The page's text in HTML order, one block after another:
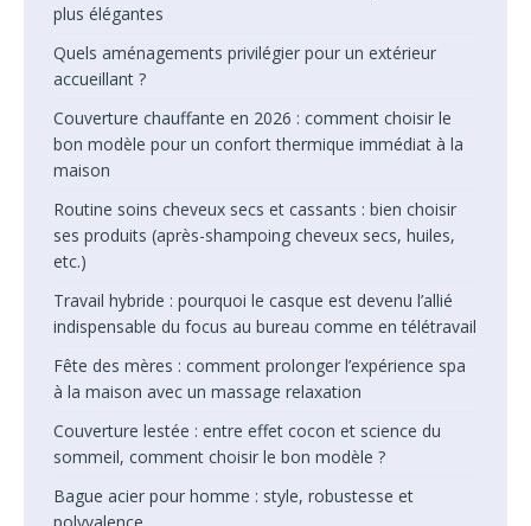
plus élégantes
Quels aménagements privilégier pour un extérieur
accueillant ?
Couverture chauffante en 2026 : comment choisir le
bon modèle pour un confort thermique immédiat à la
maison
Routine soins cheveux secs et cassants : bien choisir
ses produits (après-shampoing cheveux secs, huiles,
etc.)
Travail hybride : pourquoi le casque est devenu l’allié
indispensable du focus au bureau comme en télétravail
Fête des mères : comment prolonger l’expérience spa
à la maison avec un massage relaxation
Couverture lestée : entre effet cocon et science du
sommeil, comment choisir le bon modèle ?
Bague acier pour homme : style, robustesse et
polyvalence